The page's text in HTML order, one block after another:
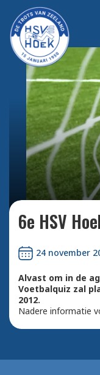
6e HSV
24 november
Alvast om in de
Voetbalquiz zal
2012.
Nadere informatie